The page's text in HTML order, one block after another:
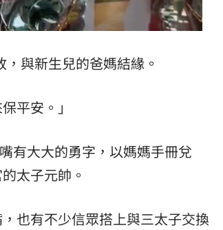
與新生兒的爸媽結緣。
平安。」
有大大的勇字，以媽媽手冊兌
太子元帥。
也有不少信眾搭上與三太子交換